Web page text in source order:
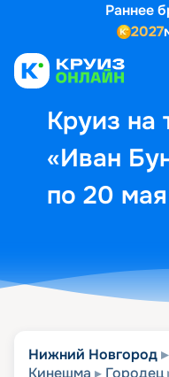
Раннее
2027
Круиз на
«Иван
по 20
Нижний Новгород
Кинешма
Городец